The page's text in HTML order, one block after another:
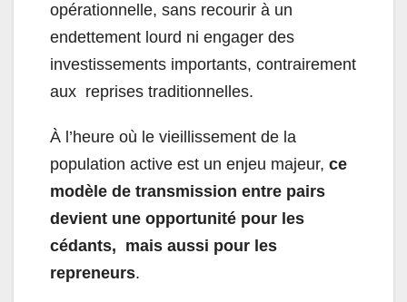
opérationnelle, sans recourir à un
endettement lourd ni engager des
investissements importants, contrairement
aux reprises traditionnelles.
À l’heure où le vieillissement de la
population active est un enjeu majeur, ce
modèle de transmission entre pairs
devient une opportunité pour les
cédants, mais aussi pour les
repreneurs.